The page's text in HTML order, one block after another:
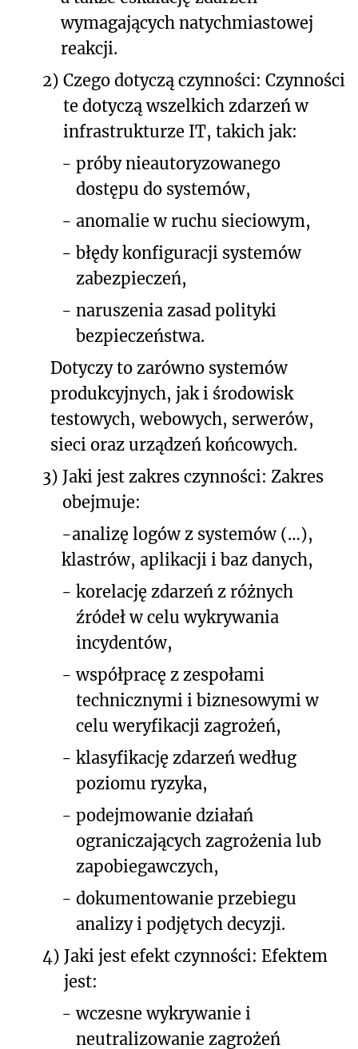
wymagających natychmiastowej
reakcji.
2) Czego dotyczą czynności: Czynności
te dotyczą wszelkich zdarzeń w
infrastrukturze IT, takich jak:
- próby nieautoryzowanego
dostępu do systemów,
- anomalie w ruchu sieciowym,
- błędy konfiguracji systemów
zabezpieczeń,
- naruszenia zasad polityki
bezpieczeństwa.
Dotyczy to zarówno systemów
produkcyjnych, jak i środowisk
testowych, webowych, serwerów,
sieci oraz urządzeń końcowych.
3) Jaki jest zakres czynności: Zakres
obejmuje:
-analizę logów z systemów (…),
klastrów, aplikacji i baz danych,
- korelację zdarzeń z różnych
źródeł w celu wykrywania
incydentów,
- współpracę z zespołami
technicznymi i biznesowymi w
celu weryfikacji zagrożeń,
- klasyfikację zdarzeń według
poziomu ryzyka,
- podejmowanie działań
ograniczających zagrożenia lub
zapobiegawczych,
- dokumentowanie przebiegu
analizy i podjętych decyzji.
4) Jaki jest efekt czynności: Efektem
jest:
- wczesne wykrywanie i
neutralizowanie zagrożeń